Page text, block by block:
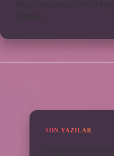
SON YAZILAR